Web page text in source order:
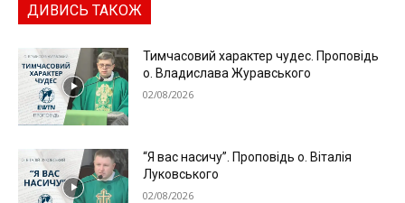
ДИВИСЬ ТАКОЖ
Тимчасовий характер чудес. Проповідь
о. Владислава Журавського
02/08/2026
“Я вас насичу”. Проповідь о. Віталія
Луковського
02/08/2026